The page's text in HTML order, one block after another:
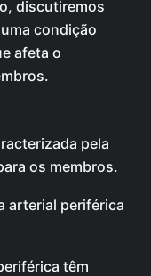
discutiremos
condição
afeta o
pela
os membros.
arterial periférica
têm